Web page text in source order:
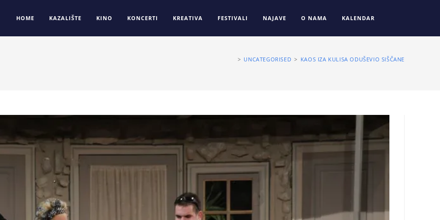
HOME KAZALIŠTE KINO KONCERTI KREATIVA FESTIVALI NAJAVE O NAMA KALENDAR
> UNCATEGORISED > KAOS IZA KULISA ODUŠEVIO SIŠČANE